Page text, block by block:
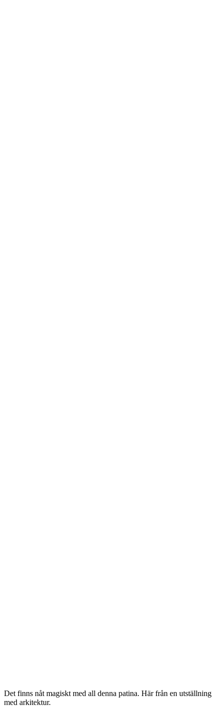
Det finns nåt magiskt med all denna patina. Här från en utställning
med arkitektur.